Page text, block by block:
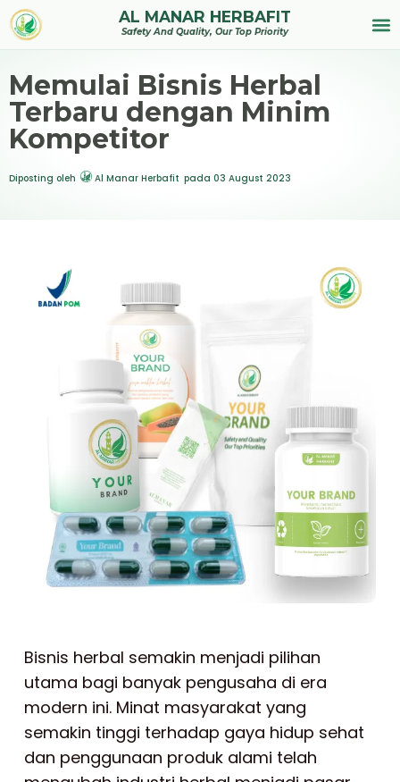
AL MANAR HERBAFIT
Safety And Quality, Our Top Priority
Memulai Bisnis Herbal
Terbaru dengan Minim
Kompetitor
Diposting oleh Al Manar Herbafit pada 03 August 2023
Bisnis herbal semakin menjadi pilihan
utama bagi banyak pengusaha di era
modern ini. Minat masyarakat yang
semakin tinggi terhadap gaya hidup sehat
dan penggunaan produk alami telah